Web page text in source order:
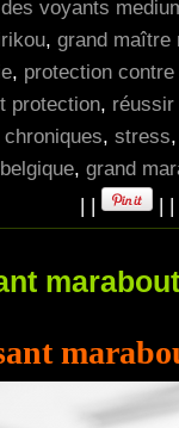
voyants
, grand maître
, protection
protection,
, stress
, grand
| | | |